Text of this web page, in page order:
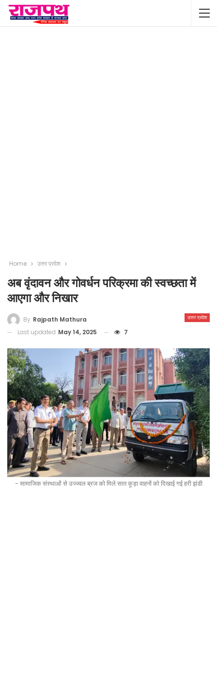
Home उत्तर प्रदेश
अब वृंदावन और गोवर्धन परिक्रमा की स्वच्छता में
आएगा और निखार
उत्तर प्रदेश
By Rajpath Mathura
Last updated May 14, 2025 7
- सामाजिक संस्थाओं से उज्ज्वल ब्रज को मिले सात कूड़ा वाहनों को दिखाई गई हरी झंडी